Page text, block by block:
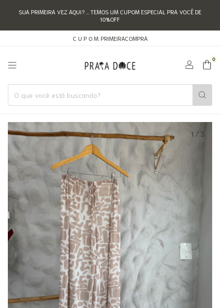
SUA PRIMEIRA VEZ AQUI? ... TEMOS UM CUPOM ESPECIAL PRA VOCÊ DE
10%OFF
C U P O M: PRIMEIRACOMPRA
0
1 / 3